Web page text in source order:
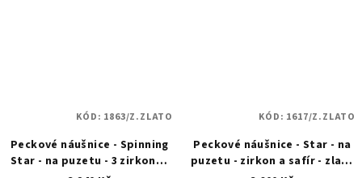
Peckové náušnice - Spinning
Star - na puzetu - 3 zirkony -
KÓD: 1863/Z.ZLATO
Peckové náušnice - Star - na
puzetu - zirkon a safír - zlaté
KÓD: 1617/Z.ZLATO